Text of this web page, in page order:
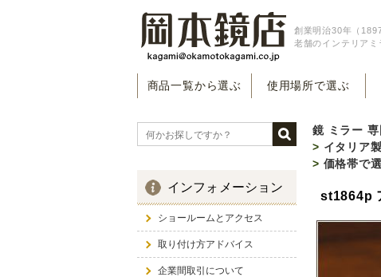
創業明治30年（1897
老舗のインテリアミ
商品一覧から選ぶ 使用場所で選ぶ
インフォメーション
ショールームとアクセス
取り付け方アドバイス
企業間取引について
鏡 ミラー
> イタリア
> 価格帯で
st1864p